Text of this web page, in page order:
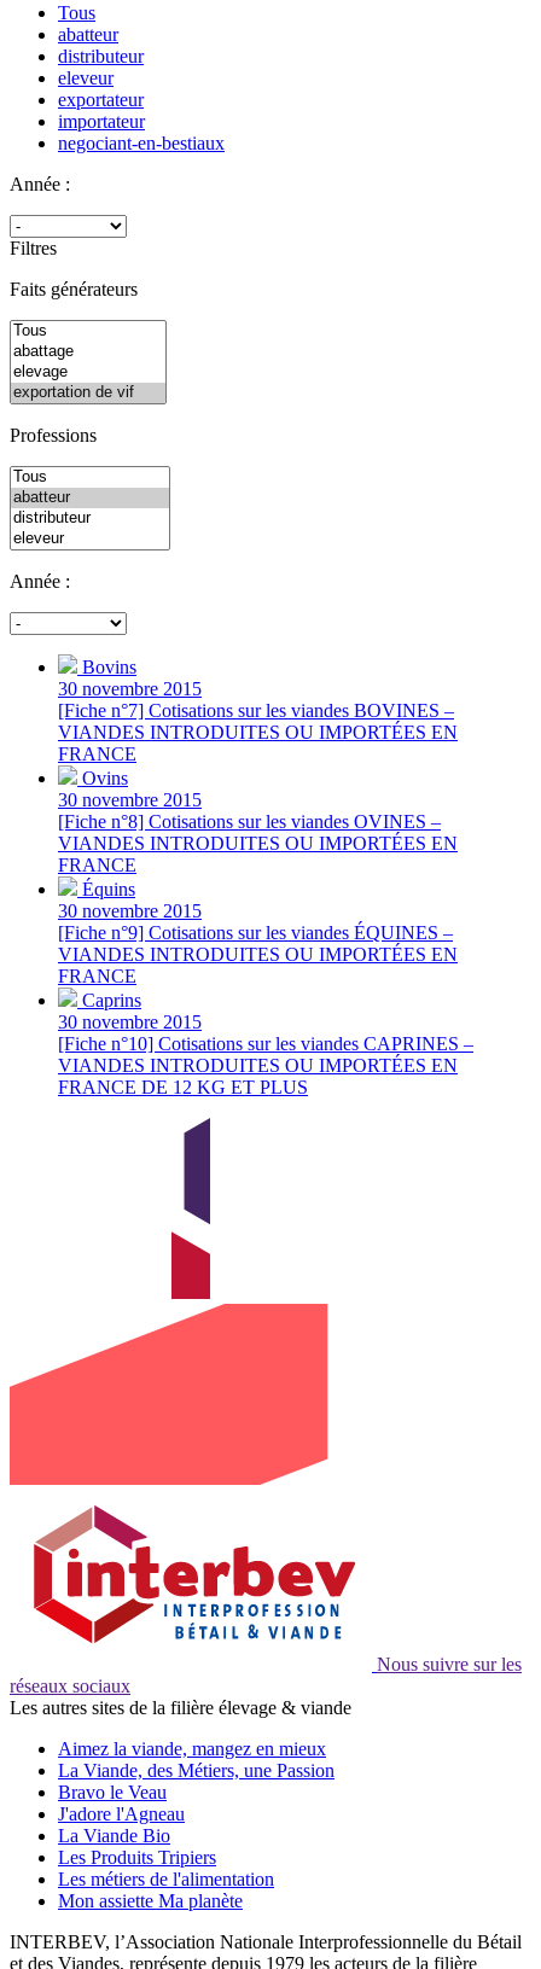
Tous
abatteur
distributeur
eleveur
exportateur
importateur
negociant-en-bestiaux
Année :
Filtres
Faits générateurs
Professions
Année :
Bovins
30 novembre 2015
[Fiche n°7] Cotisations sur les viandes BOVINES –
VIANDES INTRODUITES OU IMPORTÉES EN
FRANCE
Ovins
30 novembre 2015
[Fiche n°8] Cotisations sur les viandes OVINES –
VIANDES INTRODUITES OU IMPORTÉES EN
FRANCE
Équins
30 novembre 2015
[Fiche n°9] Cotisations sur les viandes ÉQUINES –
VIANDES INTRODUITES OU IMPORTÉES EN
FRANCE
Caprins
30 novembre 2015
[Fiche n°10] Cotisations sur les viandes CAPRINES –
VIANDES INTRODUITES OU IMPORTÉES EN
FRANCE DE 12 KG ET PLUS
Nous suivre sur les
réseaux sociaux
Les autres sites de la filière élevage & viande
Aimez la viande, mangez en mieux
La Viande, des Métiers, une Passion
Bravo le Veau
J'adore l'Agneau
La Viande Bio
Les Produits Tripiers
Les métiers de l'alimentation
Mon assiette Ma planète
INTERBEV, l’Association Nationale Interprofessionnelle du Bétail
et des Viandes, représente depuis 1979 les acteurs de la filière